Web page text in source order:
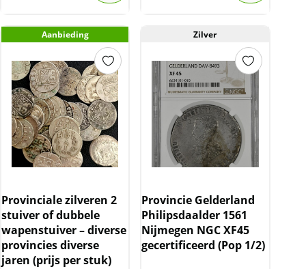
Aanbieding
Provinciale zilveren 2
stuiver of dubbele
wapenstuiver – diverse
provincies diverse
jaren (prijs per stuk)
Zilver
Provincie Gelderland
Philipsdaalder 1561
Nijmegen NGC XF45
gecertificeerd (Pop 1/2)